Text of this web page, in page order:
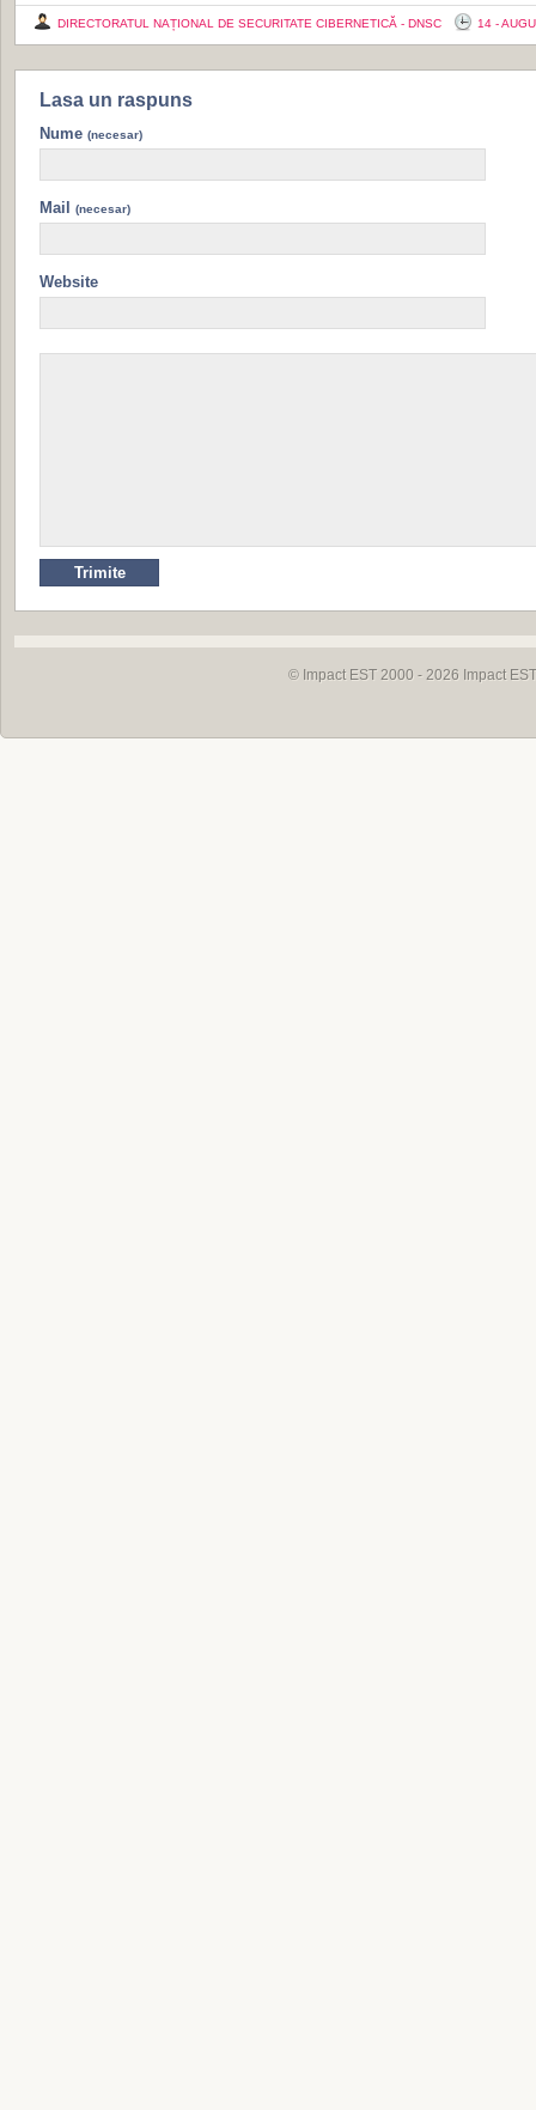
DIRECTORATUL NAȚIONAL DE SECURITATE CIBERNETICĂ - DNSC 14 -
Lasa un raspuns
Nume (necesar)
Mail (necesar)
Website
© Impact EST 2000 - 2026 Impact